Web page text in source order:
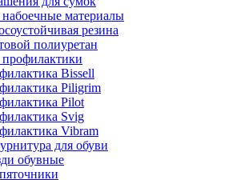
материалы
резина
полиуретан
Bissell
Piligrim
Pilot
Svig
Vibram
для обуви
обувные